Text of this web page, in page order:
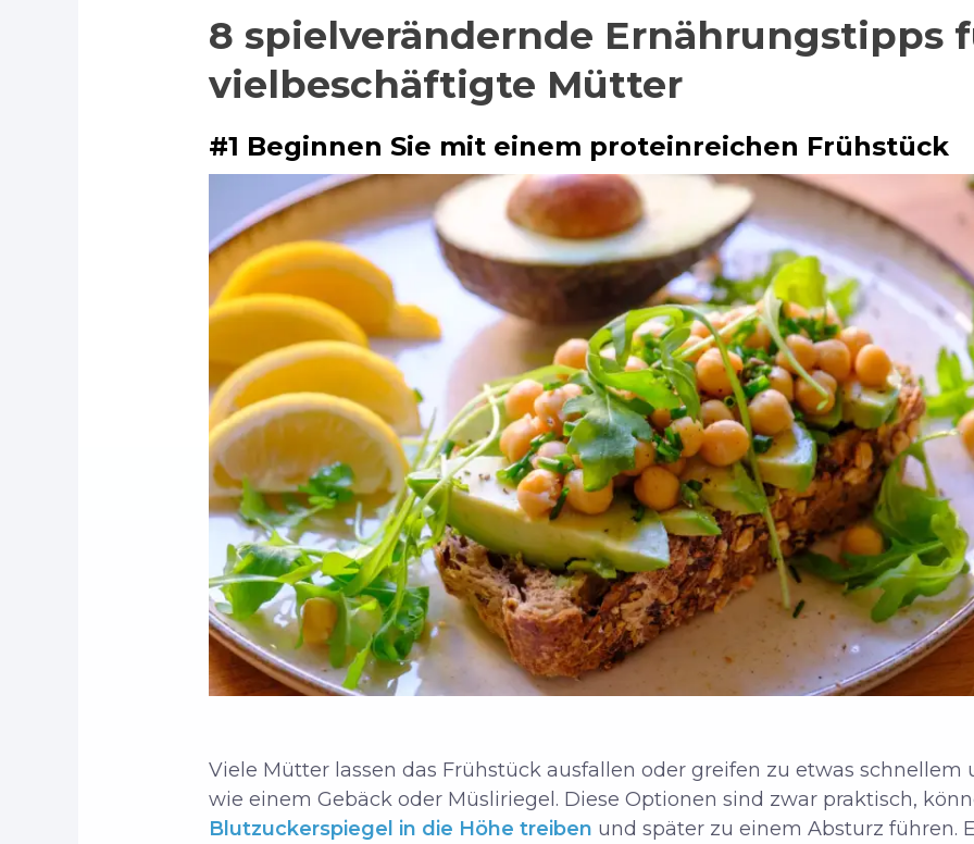
8 spielverändernde Ernährungstipps
vielbeschäftigte Mütter
#1 Beginnen Sie mit einem proteinreichen Frühstück
Viele Mütter lassen das Frühstück ausfallen oder greifen zu etwas
wie einem Gebäck oder Müsliriegel. Diese Optionen sind zwar praktisch,
Blutzuckerspiegel in die Höhe treiben und später zu einem Absturz führen.